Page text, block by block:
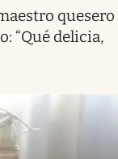
quesero
“Qué delicia,